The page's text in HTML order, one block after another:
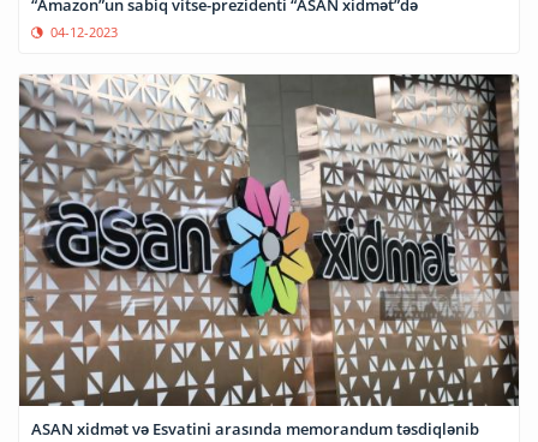
“Amazon”un sabiq vitse-prezidenti “ASAN xidmət”də
04-12-2023
ASAN xidmət və Esvatini arasında memorandum təsdiqlənib